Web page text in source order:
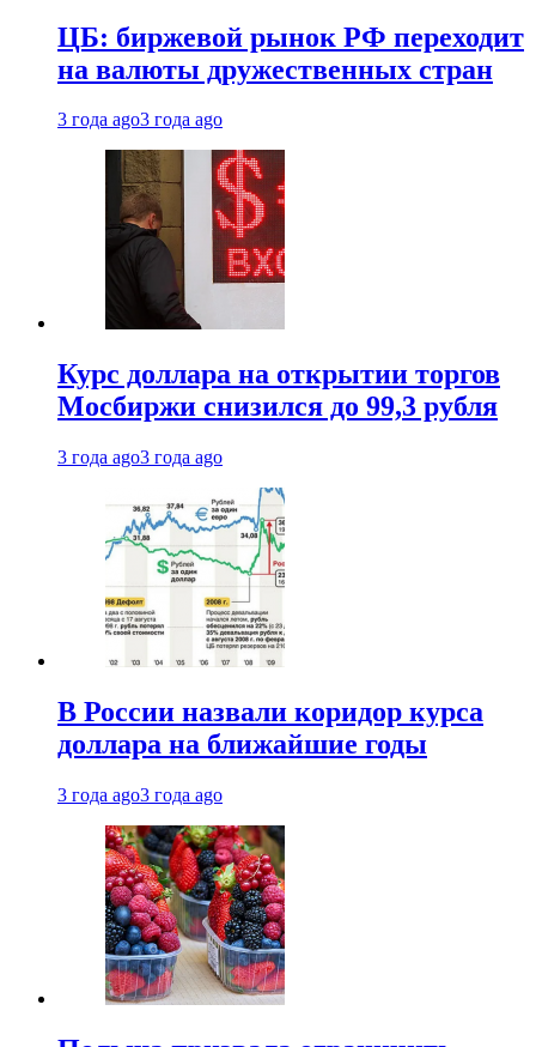
ЦБ: биржевой рынок РФ переходит
на валюты дружественных стран
3 года ago3 года ago
Курс доллара на открытии торгов
Мосбиржи снизился до 99,3 рубля
3 года ago3 года ago
В России назвали коридор курса
доллара на ближайшие годы
3 года ago3 года ago